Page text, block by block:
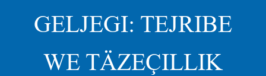
GELJEGI: TEJRIBE
WE TÄZEÇILLIK